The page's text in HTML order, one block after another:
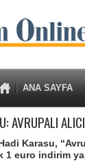
ANA SAYFA
AVRUPALI
Karasu,
1 euro indirim